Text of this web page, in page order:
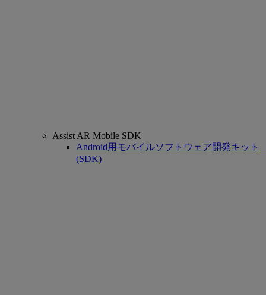
Assist AR Mobile SDK
Android用モバイルソフトウェア開発キット
(SDK)